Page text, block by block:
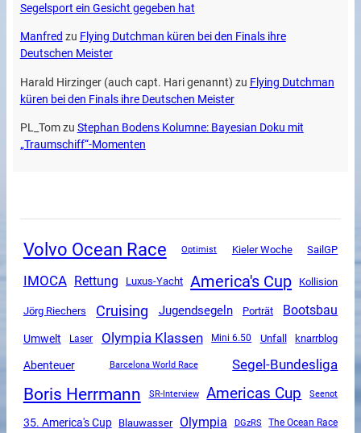
Segelsport ein Gesicht gegeben hat
Manfred zu Flying Dutchman küren bei den Finals ihre
Deutschen Meister
Harald Hirzinger (auch capt. Hari genannt) zu Flying Dutchman
küren bei den Finals ihre Deutschen Meister
PL_Tomzu Stephan Bodens Kolumne: Bayesian Doku mit
„Traumschiff“-Momenten
Volvo Ocean Race Optimist Kieler Woche SailGP
IMOCA Rettung Luxus-Yacht America's Cup Kollision
Jörg Riechers Cruising Jugendsegeln Porträt Bootsbau
Umwelt Laser Olympia Klassen Mini 6.50 Unfall knarrblog
Abenteuer Barcelona World Race Segel-Bundesliga
Boris Herrmann SR-Interview Americas Cup Seenot
35. America's Cup Blauwasser Olympia DGzRS The Ocean Race